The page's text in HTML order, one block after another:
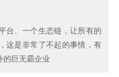
台、一个生态链，让所有的
这是非常了不起的事情，有
的巨无霸企业